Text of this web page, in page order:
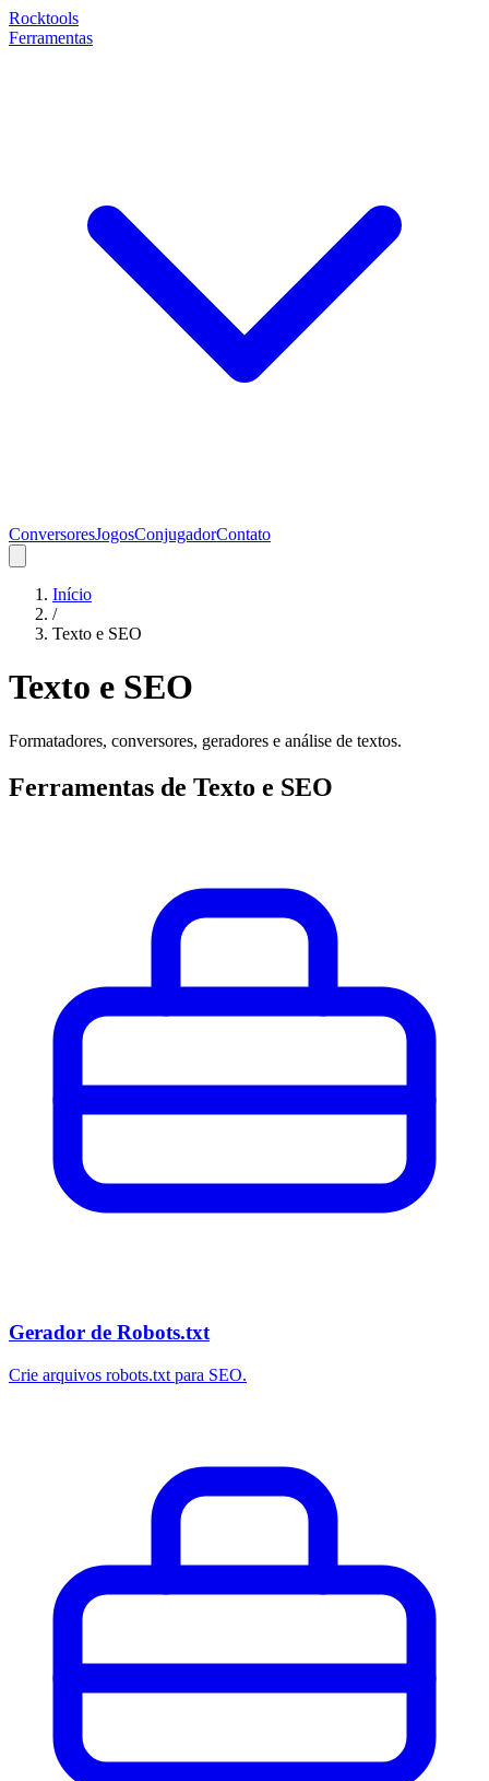
Rocktools
Ferramentas
ConversoresJogosConjugadorContato
Início
/
Texto e SEO
Texto e SEO
Formatadores, conversores, geradores e análise de textos.
Ferramentas de Texto e SEO
Gerador de Robots.txt
Crie arquivos robots.txt para SEO.